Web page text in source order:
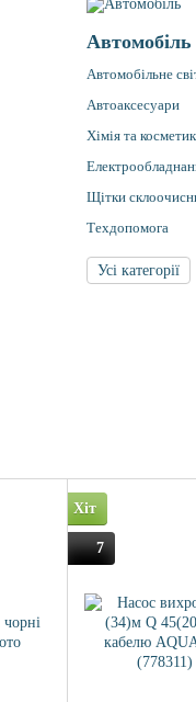
Автомобіль
Автомобільне
Автоаксесуари
Хімія та
Щітки
Техдопомога
Усі категорії
Хіт
7